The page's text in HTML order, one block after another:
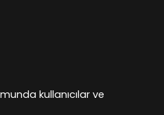
kullanıcılar ve